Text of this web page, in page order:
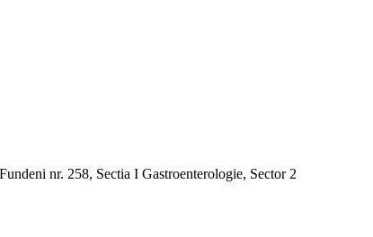
nr. 258, Sectia I Gastroenterologie, Sector 2